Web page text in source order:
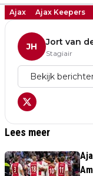
Ajax Ajax Keepers
JH Jort van
Stagiair
Bekijk
Lees meer